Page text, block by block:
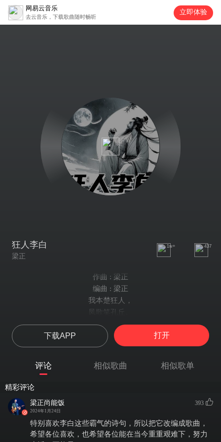
网易云音乐
去云音乐，下载歌曲随时畅听
立即体验
狂人李白
梁正
1w+ 437
作曲 : 梁正
编曲 : 梁正
我本楚狂人，
凤歌笑孔丘。
手持绿玉杖，
朝别黄鹤楼。——《庐山谣寄卢侍御虚舟》
大鹏一日同风起，
假令风歇时下来，
宣父犹能畏后生，
丈夫未可轻年少。——《上李邕》
下载APP 打开
评论 相似歌曲 相似歌单
精彩评论
梁正尚能饭
2024年1月24日
393
特别喜欢李白这些霸气的诗句，所以把它改编成歌曲，
希望各位喜欢，也希望各位能在当今重重艰难下，努力